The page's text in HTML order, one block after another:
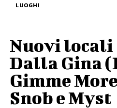
LUOGHI
Nuovi locali
Dalla Gina
Gimme
Snob e Myst